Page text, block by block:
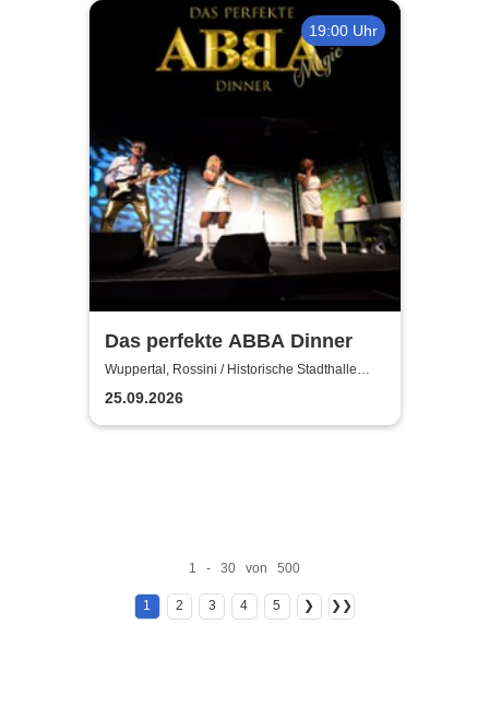
19:00 Uhr
Das perfekte ABBA Dinner
Wuppertal, Rossini / Historische Stadthalle
Wuppertal
25.09.2026
1 - 30 von 500
1 2 3 4 5 ❯ ❯❯